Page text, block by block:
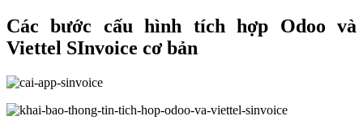
Các bước cấu hình tích hợp Odoo và
Viettel SInvoice cơ bản